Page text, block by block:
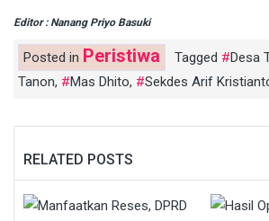
Editor : Nanang Priyo Basuki
Posted in Peristiwa Tagged Desa
Tanon, Mas Dhito, Sekdes Arif
RELATED POSTS